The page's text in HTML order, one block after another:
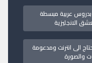
بدروس عربية مبسطة
الانجليزية
الى انترنت ومدعومة
والصورة